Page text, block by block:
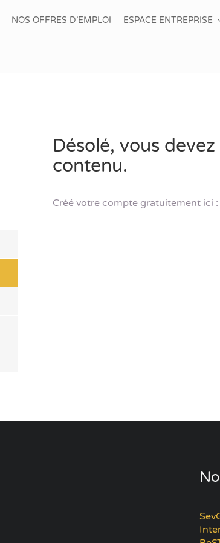
NOS OFFRES D’EMPLOI ESPACE ENTREPRISE
Désolé, vous
contenu.
Créé votre compte gratuitement ici :